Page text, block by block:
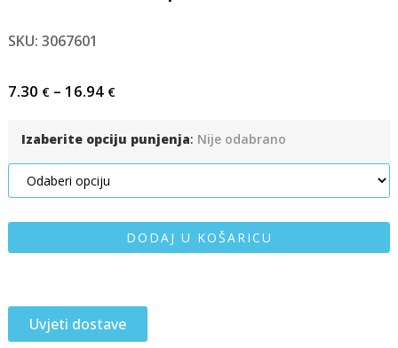
SKU: 3067601
7.30 €– 16.94 €
Izaberite opciju punjenja: Nije odabrano
DODAJ U KOŠARICU
Uvjeti dostave